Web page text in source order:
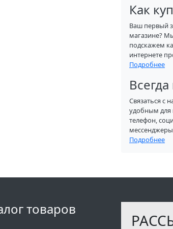
Как
Ваш первый
магазине?
подскажем
интернете
Подробнее
Связаться
удобным для
телефон,
Подробнее
товаров